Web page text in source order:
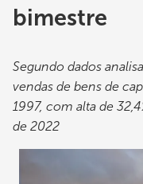
bimestre
Segundo dados
vendas de bens de
1997, com alta de
de 2022